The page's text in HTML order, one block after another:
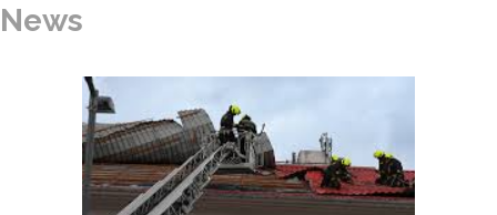
INNOVATIVE RISK SOLUTIONS
News